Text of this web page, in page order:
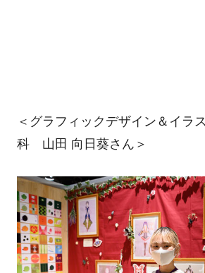
＜グラフィックデザイン＆イラ
科 山田 向日葵さん＞